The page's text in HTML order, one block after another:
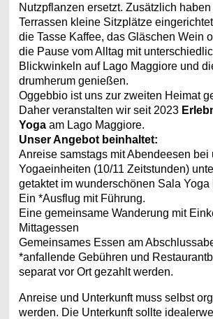
Nutzpflanzen ersetzt. Zusätzlich
Terrassen kleine Sitzplätze
die Tasse Kaffee, das Gläschen Wein
die Pause vom Alltag mit
Blickwinkeln auf Lago Maggiore und
drumherum genießen.
Oggebbio ist uns zur zweiten Heimat
Daher veranstalten wir seit 2023
Yogaam Lago Maggiore.
Unser Angebot beinhaltet:
Anreise samstags mit Abendeesen bei
Yogaeinheiten (10/11 Zeitstunden)
getaktet im wunderschönen Sala Yoga
Ein *Ausflug mit Führung.
Eine gemeinsame Wanderung mit
Mittagessen
Gemeinsames Essen am
*anfallende Gebühren und
separat vor Ort gezahlt werden.
Anreise und Unterkunft muss selbst
werden. Die Unterkunft sollte